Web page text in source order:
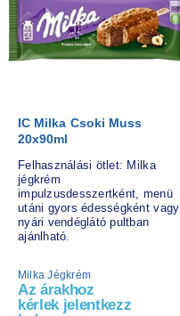
IC Milka Csoki Muss
20x90ml
Felhasználási ötlet: Milka
jégkrém
impulzusdesszertként, menü
utáni gyors édességként vagy
nyári vendéglátó pultban
ajánlható.
Milka Jégkrém
Az árakhoz
kérlek jelentkezz